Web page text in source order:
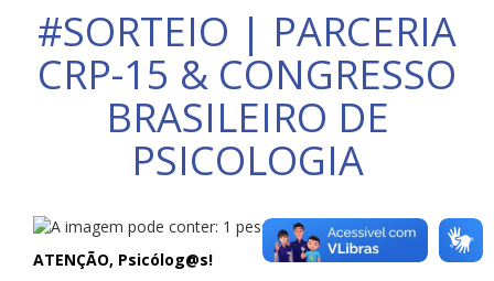
#SORTEIO | PARCERIA
CRP-15 & CONGRESSO
BRASILEIRO DE
PSICOLOGIA
ATENÇÃO, Psicólog@s!